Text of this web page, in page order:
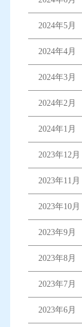
2024年5月
2024年4月
2024年3月
2024年2月
2024年1月
2023年12月
2023年11月
2023年10月
2023年9月
2023年8月
2023年7月
2023年6月